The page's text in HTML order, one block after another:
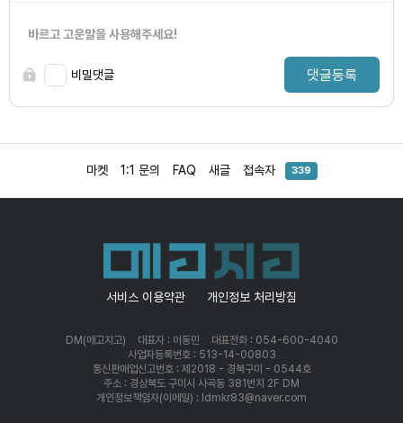
바르고 고운말을 사용해주세요!
비밀댓글 댓글등록
마켓 1:1 문의 FAQ 새글 접속자 339
서비스 이용약관 개인정보 처리방침
DM(메고지고) 대표자 : 이동민
대표전화 : 054-600-4040
사업자등록번호 : 513-14-00803
통신판매업신고번호 : 제2018 - 경북구미 - 0544호
주소 : 경상북도 구미시 사곡동 381번지 2F DM
개인정보책임자(이메일) : ldmkr83@naver.com